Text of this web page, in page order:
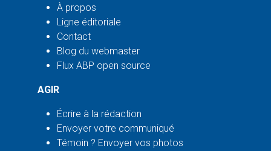
À propos
Ligne éditoriale
Contact
Blog du webmaster
Flux ABP open source
AGIR
Écrire à la rédaction
Envoyer votre communiqué
Témoin ? Envoyer vos photos